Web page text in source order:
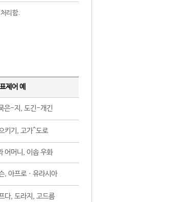
리함.
표제어 예
은-지, 도긴-개긴
키기, 고가^도로
어머니, 이솝 우화
, 아프로ㆍ유라시아
다, 도라지, 고드름